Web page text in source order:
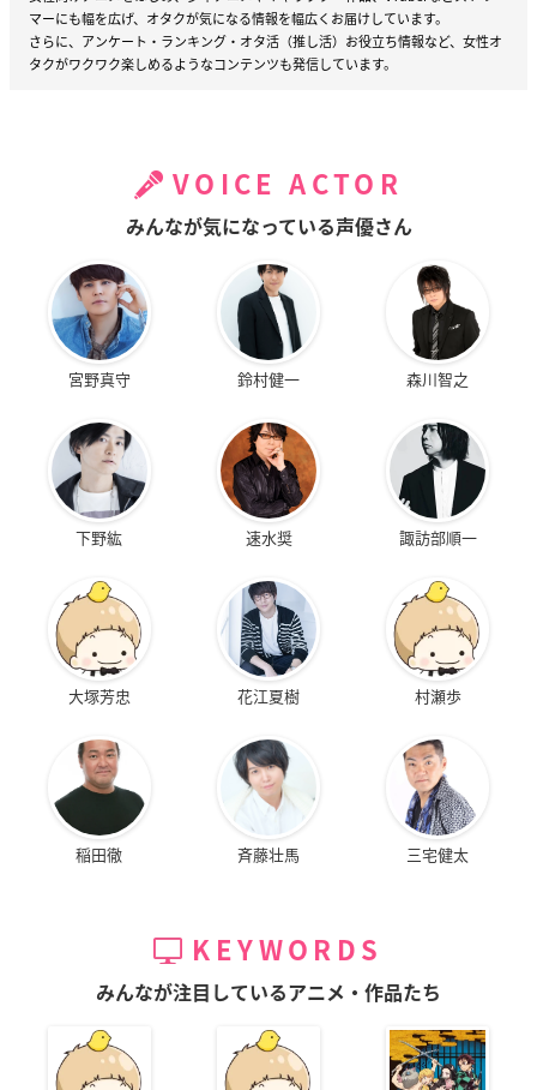
マーにも幅を広げ、オタクが気になる情報を幅広くお届けしています。
さらに、アンケート・ランキング・オタ活（推し活）お役立ち情報など、女性オ
タクがワクワク楽しめるようなコンテンツも発信しています。
VOICE ACTOR
みんなが気になっている声優さん
宮野真守 鈴村健一 森川智之
下野紘 速水奨 諏訪部順一
大塚芳忠 花江夏樹 村瀬歩
稲田徹 斉藤壮馬 三宅健太
KEYWORDS
みんなが注目しているアニメ・作品たち